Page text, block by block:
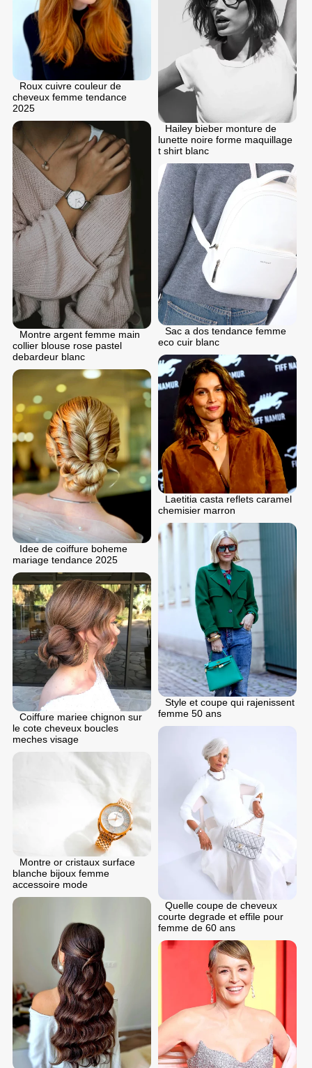
Roux cuivre couleur de
cheveux femme tendance
2025
Hailey bieber monture de
lunette noire forme maquillage
t shirt blanc
Montre argent femme main
collier blouse rose pastel
debardeur blanc
Sac a dos tendance femme
eco cuir blanc
Laetitia casta reflets caramel
chemisier marron
Idee de coiffure boheme
mariage tendance 2025
Style et coupe qui rajenissent
femme 50 ans
Coiffure mariee chignon sur
le cote cheveux boucles
meches visage
Quelle coupe de cheveux
courte degrade et effile pour
femme de 60 ans
Montre or cristaux surface
blanche bijoux femme
accessoire mode